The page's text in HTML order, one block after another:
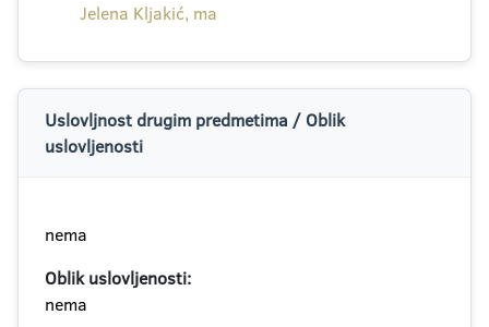
Jelena Kljakić, ma
Uslovljnost drugim predmetima / Oblik
uslovljenosti
nema
Oblik uslovljenosti:
nema